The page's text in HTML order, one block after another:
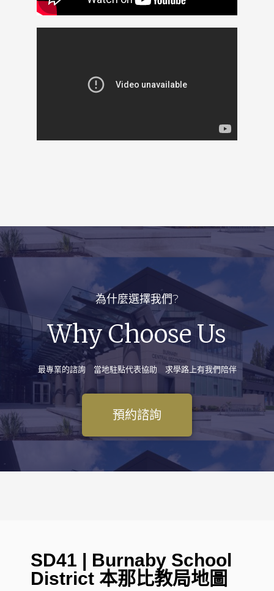
為什麼選擇我們?
Why Choose Us
最專業的諮詢 當地駐點代表協助 求學路上有我們陪伴
預約諮詢
SD41 | Burnaby School
District 本那比教局地圖